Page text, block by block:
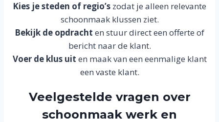
Kies je steden of regio’s zodat je alleen relevante
schoonmaak klussen ziet.
Bekijk de opdracht en stuur direct een offerte of
bericht naar de klant.
Voer de klus uit en maak van een eenmalige klant
een vaste klant.
Veelgestelde vragen over
schoonmaak werk en